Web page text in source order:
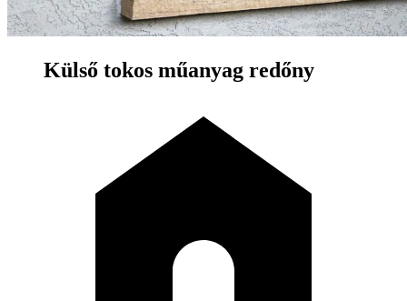
Külső tokos műanyag redőny